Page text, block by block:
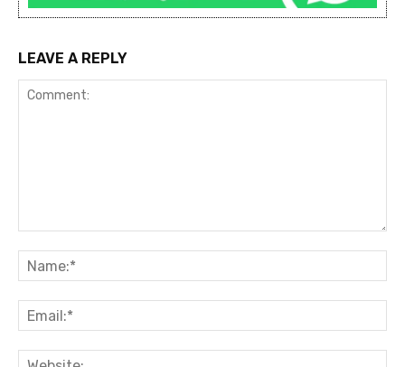
LEAVE A REPLY